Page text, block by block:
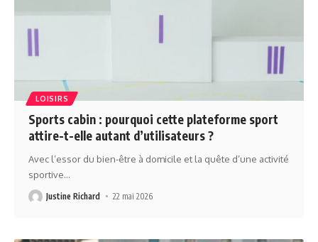
LOISIRS
Sports cabin : pourquoi cette plateforme sport
attire-t-elle autant d’utilisateurs ?
Avec l’essor du bien-être à domicile et la quête d’une activité
sportive…
Justine Richard 22 mai 2026